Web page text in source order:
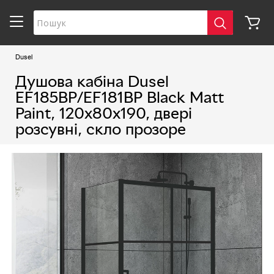
Dusel
Душова кабіна Dusel
EF185BP/EF181BP Black Matt
Paint, 120х80х190, двері
розсувні, скло прозоре